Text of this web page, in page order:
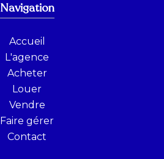
Navigation
Accueil
L'agence
Acheter
Louer
Vendre
Faire gérer
Contact